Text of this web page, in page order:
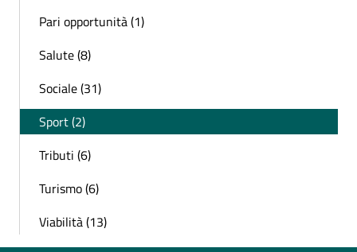
Pari opportunità (1)
Salute (8)
Sociale (31)
Sport (2)
Tributi (6)
Turismo (6)
Viabilità (13)